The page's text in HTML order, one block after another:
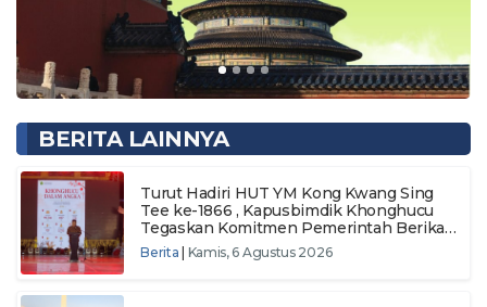
BERITA LAINNYA
Turut Hadiri HUT YM Kong Kwang Sing
Tee ke-1866 , Kapusbimdik Khonghucu
Tegaskan Komitmen Pemerintah Berikan
Layanan Keagamaan
Berita Kamis, 6 Agustus 2026